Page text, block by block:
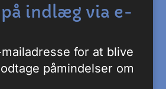
indlæg via e-
for at blive
påmindelser om